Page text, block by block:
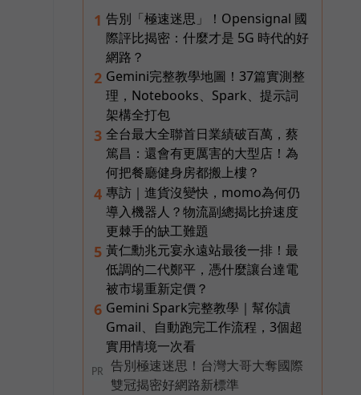
1 告別「極速迷思」！Opensignal 國
際評比揭密：什麼才是 5G 時代的好
網路？
2 Gemini完整教學地圖！37篇實測整
理，Notebooks、Spark、提示詞
架構全打包
3 全台最大全聯首日業績破百萬，蔡
篤昌：還會有更厲害的大型店！為
何把餐廳健身房都搬上樓？
4 專訪｜進貨沒變快，momo為何仍
導入機器人？物流副總揭比拚速度
更棘手的缺工難題
5 黃仁勳兆元宴永遠站最後一排！最
低調的二代鄭平，憑什麼讓台達電
被市場重新定價？
6 Gemini Spark完整教學｜幫你讀
Gmail、自動跑完工作流程，3個超
實用情境一次看
PR
告別極速迷思！台灣大哥大奪國際
雙冠揭密好網路新標準